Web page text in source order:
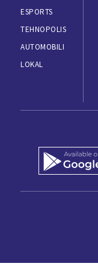
ESPORTS
TEHNOPOLIS
AUTOMOBILI
LOKAL